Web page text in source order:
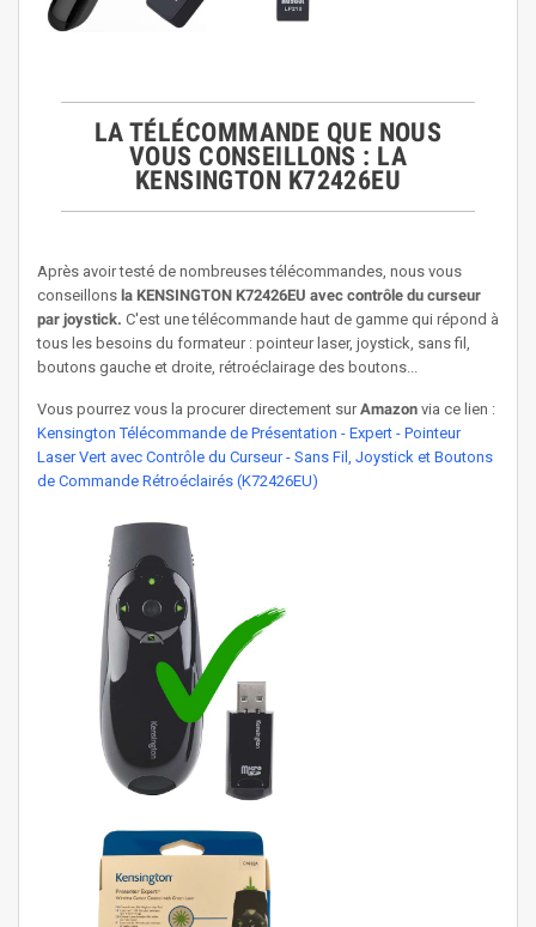
LA TÉLÉCOMMANDE QUE NOUS
VOUS CONSEILLONS : LA
KENSINGTON K72426EU
Après avoir testé de nombreuses télécommandes, nous vous
conseillons la KENSINGTON K72426EU avec contrôle du curseur
par joystick. C'est une télécommande haut de gamme qui répond à
tous les besoins du formateur : pointeur laser, joystick, sans fil,
boutons gauche et droite, rétroéclairage des boutons...
Vous pourrez vous la procurer directement surAmazon via ce lien :
Kensington Télécommande de Présentation - Expert - Pointeur
Laser Vert avec Contrôle du Curseur - Sans Fil, Joystick et Boutons
de Commande Rétroéclairés (K72426EU)